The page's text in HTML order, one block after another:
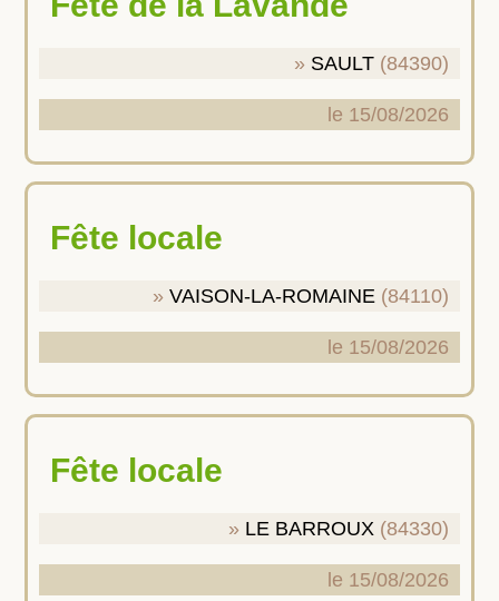
SAULT (84390)
le 15/08/2026
Fête locale
VAISON-LA-ROMAINE (84110)
le 15/08/2026
Fête locale
LE BARROUX (84330)
le 15/08/2026